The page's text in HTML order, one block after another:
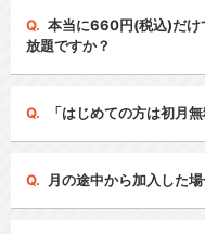
本当に660円(税込)だけ
放題ですか？
「はじめての方は初月
月の途中から加入した